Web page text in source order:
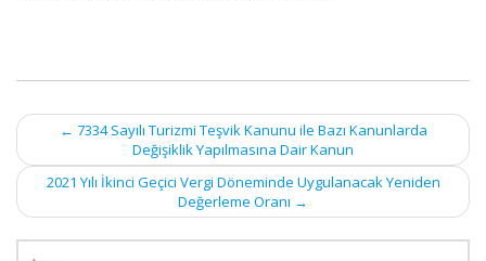
Post
navigation
← 7334 Sayılı Turizmi Teşvik Kanunu ile Bazı Kanunlarda
Değişiklik Yapılmasına Dair Kanun
2021 Yılı İkinci Geçici Vergi Döneminde Uygulanacak Yeniden
Değerleme Oranı →